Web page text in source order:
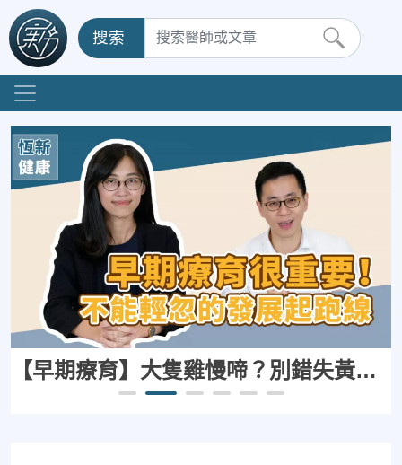
搜索
【早期療育】大隻雞慢啼？別錯失黃金治療期~